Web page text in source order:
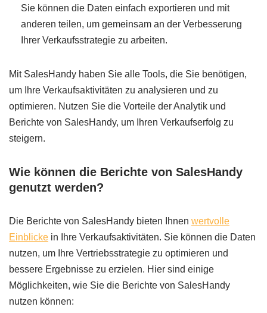
Sie können die Daten einfach exportieren und mit
anderen teilen, um gemeinsam an der Verbesserung
Ihrer Verkaufsstrategie zu arbeiten.
Mit SalesHandy haben Sie alle Tools, die Sie benötigen,
um Ihre Verkaufsaktivitäten zu analysieren und zu
optimieren. Nutzen Sie die Vorteile der Analytik und
Berichte von SalesHandy, um Ihren Verkaufserfolg zu
steigern.
Wie können die Berichte von SalesHandy
genutzt werden?
Die Berichte von SalesHandy bieten Ihnen wertvolle
Einblicke in Ihre Verkaufsaktivitäten. Sie können die Daten
nutzen, um Ihre Vertriebsstrategie zu optimieren und
bessere Ergebnisse zu erzielen. Hier sind einige
Möglichkeiten, wie Sie die Berichte von SalesHandy
nutzen können: